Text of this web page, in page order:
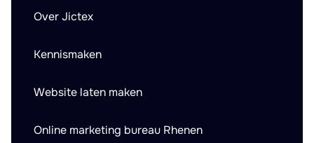
Over Jictex
Kennismaken
Website laten maken
Online marketing bureau Rhenen